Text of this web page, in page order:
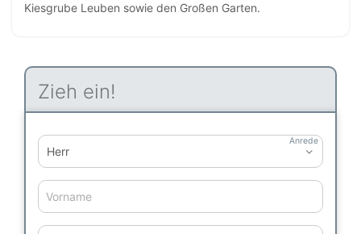
Kiesgrube Leuben sowie den Großen Garten.
Zieh ein!
Anrede
Vorname